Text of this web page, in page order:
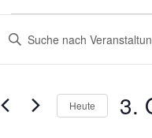
Veranstaltungen
Veranstaltungen
Suche
Ansichten,
Bitte
nach
Heute 3.